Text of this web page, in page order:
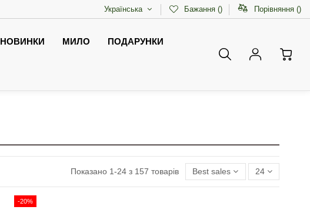
Українська Бажання () Порівняння ()
НОВИНКИ МИЛО ПОДАРУНКИ
Показано 1-24 з 157 товарів Best sales 24
-20%